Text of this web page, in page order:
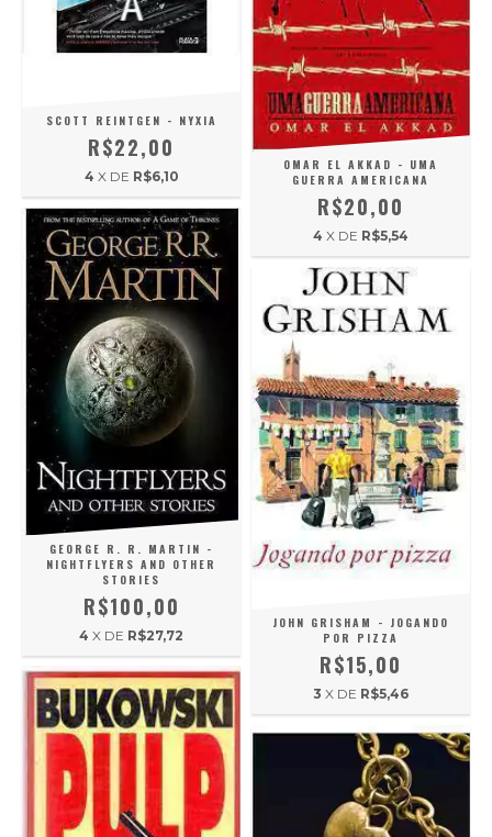
SCOTT REINTGEN - NYXIA
R$22,00
4 X DE R$6,10
OMAR EL AKKAD - UMA
GUERRA AMERICANA
R$20,00
4 X DE R$5,54
GEORGE R. R. MARTIN -
NIGHTFLYERS AND OTHER
STORIES
R$100,00
4 X DE R$27,72
JOHN GRISHAM - JOGANDO
POR PIZZA
R$15,00
3 X DE R$5,46